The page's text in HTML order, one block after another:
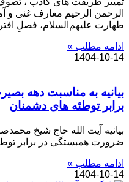
الرحمن الرحیم معارف غنی و
طهارت علیهم‌السلام، فصلِ
ادامه مطلب »
1404-10-14
بیانیه به مناسبت دهه
برابر توطئه های دشمنان
بیانیه آیت الله حاج شیخ
ضرورت همبستگی در برابر
ادامه مطلب »
1404-10-14